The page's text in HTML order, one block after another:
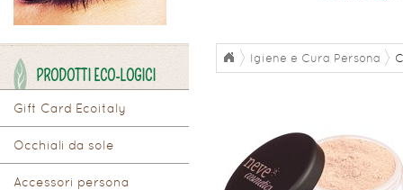
PRODOTTI ECO-LOGICI
Gift Card Ecoitaly
Occhiali da sole
Accessori persona
Igiene e Cura Persona